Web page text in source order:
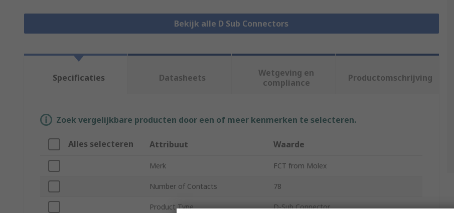
Bekijk alle D Sub Connectors
Specificaties Datasheets
Wetgeving en
compliance
Productomschrijving
Zoek vergelijkbare producten door een of meer kenmerken te selecteren.
Alles selecteren Attribuut Waarde
Merk FCT from Molex
Number of Contacts 78
Product Type D-Sub Connector